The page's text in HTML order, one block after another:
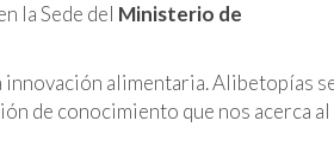
la Sede del Ministerio de
innovación alimentaria. Alibetopías
de conocimiento que nos acerca al